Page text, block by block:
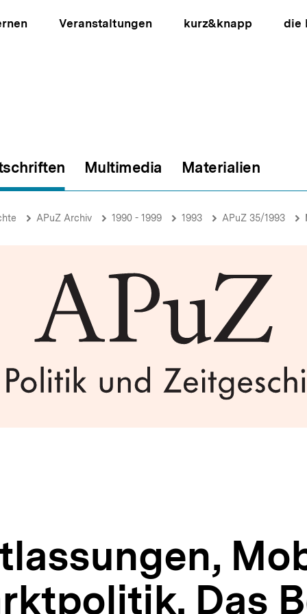
Veranstaltungen kurz&knapp die
Multimedia Materialien
APuZ Archiv 1990 - 1999 1993 APuZ 35/1993
Das